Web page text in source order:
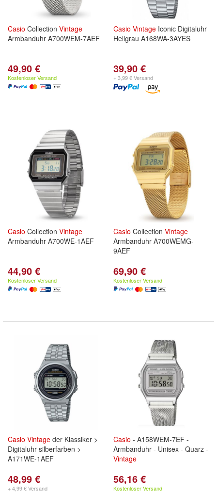
Casio Collection Vintage
Armbanduhr A700WEM-7AEF
49,90 €
Kostenloser Versand
Casio Vintage Iconic Digitaluhr
Hellgrau A168WA-3AYES
39,90 €
+ 3,99 € Versand
Casio Collection Vintage
Armbanduhr A700WE-1AEF
44,90 €
Kostenloser Versand
Casio Collection Vintage
Armbanduhr A700WEMG-
9AEF
69,90 €
Kostenloser Versand
Casio Vintage der Klassiker >
Digitaluhr silberfarben >
A171WE-1AEF
48,99 €
+ 4,99 € Versand
Casio - A158WEM-7EF -
Armbanduhr - Unisex - Quarz -
Vintage
56,16 €
Kostenloser Versand